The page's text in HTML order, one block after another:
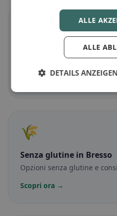
in Bresso
🌾
Senza glutine in Bresso
Opzioni senza glutine e
Scopri ora →
ALLE
ALLE
DETAILS ANZEIGEN